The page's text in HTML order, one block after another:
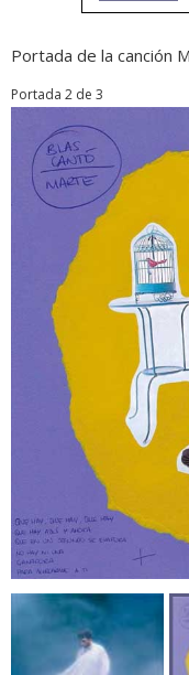
Portada de la canción
Portada 2 de 3